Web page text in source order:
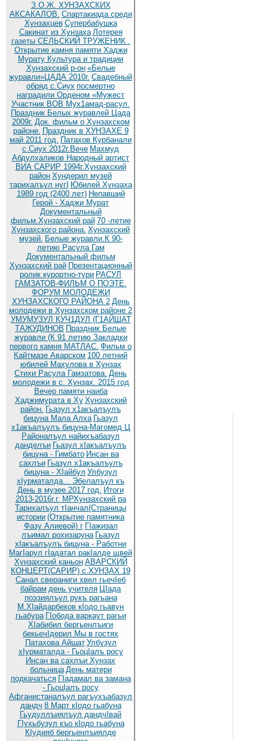
З.О.Ж. ХУНЗАХСКИХ
АКСАКАЛОВ. Спартакиада среди
Хунзахцев Супербабушка
Сакинат из Хунзаха Лотерея
газеты СЕЛЬСКИЙ ТРУЖЕНИК .
Открытие камня памяти Хаджи
Мурату Культура и традиции
Хунзахский р-он «Белые
журавли»ЦАДА 2010г. Cвадебный
обряд c.Сиух посмертно
наградили Орденом «Мужест
Участник ВОВ Мух1амад-расул.
Праздник Белых журавлей Цада
2009г. Док. фильм о Хунзахском
районе. Праздник в ХУНЗАХЕ 9
май 2011 год. Патахов Курбанали
с.Сиух 2012г.Вече Махмуд
Абдулхаликов Народный артист
ВИА САРИР 1994г.Хунзахский
район Хундерил музей
тарихалъул нугI Юбилей Хунзаха
1989 год (2400 лет) Непавший
Герой - Хаджи Мурат
Документальный
фильм.Хунзахский рай 70 -летие
Хунзахского района. Хунзахский
музей. Белые журавли.К 90-
летию Расула Гам
Документальный фильм
Хунзахский рай Презентационный
ролик курортно-тури РАСУЛ
ГАМЗАТОВ-ФИЛЬМ О ПОЭТЕ.
ФОРУМ МОЛОДЕЖИ
ХУНЗАХСКОГО РАЙОНА 2 День
молодежи в Хунзахском районе 2
УМУМУЗУЛ КУЧ1ДУЛ (Г1АЙШАТ
ТАЖУДИНОВ Праздник Белые
журавли (К 91 летию Закладки
первого камня МАТЛАС. Фильм о
Кайтмазе Аварском 100 летний
юбилей Махулова в Хунзах
Стихи Расула Гамзатова. День
молодежи в с. Хунзах. 2015 год
Вечер памяти наиба
Хаджимурата в Ху Хунзахский
район. Гьазул х1акъалъулъ
бицуна Мала Алха Гьазул
х1акъалъулъ бицуна-Магомед Ц
Районалъул найихъабазул
данделъи Гьазул хIакъалъулъ
бицуна - Гимбато Инсан ва
сахлъи Гьазул х1акъалъулъ
бицуна - ХIайбул Улбузул
хIурматалда... Эбелалъул къ
День в музее.2017 год. Итоги
2013-2016г.г. МРХунзахский ра
Тарихалъул тIанчал(Страницы
истории (Открытие памятника
Фазу Алиевой) г ГIажизал
лъимал рохизаруна Гьазул
хIакъалъулъ бицуна - Работни
МагIарул гIадатал ракIалде щвей
Хунзахский каньон АВАРСКИЙ
КОНЦЕРТ(САРИР) с.ХУНЗАХ 19
Санал свераниги хвел гьечIеб
байрам день учителя ЦIада
поэзиялъул рукъ рагьана
М.ХIайдарбеков кIодо гьавун
гьабура ГIобода варкаут рагьи
ХIабибил бергьенлъиги
бекьечIдерил Мы в гостях
Патахова Айшат Улбузул
хIурматалда - ГьоцIалъ росу
Инсан ва сахлъи Хунзах
больница День матери
подкачаться ГIадамал ва замана
- ГьоцIалъ росу
Афганистаналъул рагъухъабазул
дандч 8 Март кIодо гьабуна
Гьудуллъиялъул дандчIвай
ГIухьбузул къо кIодо гьабуна
КIудияб бергьенлъиялде